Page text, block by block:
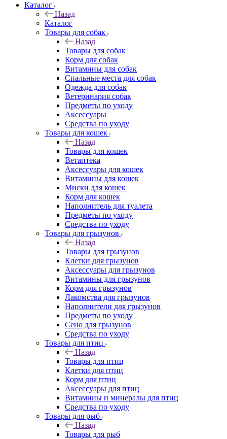
Каталог
Назад
Каталог
Товары для собак
Назад
Товары для собак
Корм для собак
Витамины для собак
Спальные места для собак
Одежда для собак
Ветеринария собак
Предметы по уходу
Аксессуары
Средства по уходу
Товары для кошек
Назад
Товары для кошек
Ветаптека
Аксессуары для кошек
Витамины для кошек
Миски для кошек
Корм для кошек
Наполнитель для туалета
Предметы по уходу
Средства по уходу
Товары для грызунов
Назад
Товары для грызунов
Клетки для грызунов
Аксессуары для грызунов
Витамины для грызунов
Корм для грызунов
Лакомства для грызунов
Наполнители для грызунов
Предметы по уходу
Сено для грызунов
Средства по уходу
Товары для птиц
Назад
Товары для птиц
Клетки для птиц
Корм для птиц
Аксессуары для птиц
Витамины и минералы для птиц
Средства по уходу
Товары для рыб
Назад
Товары для рыб